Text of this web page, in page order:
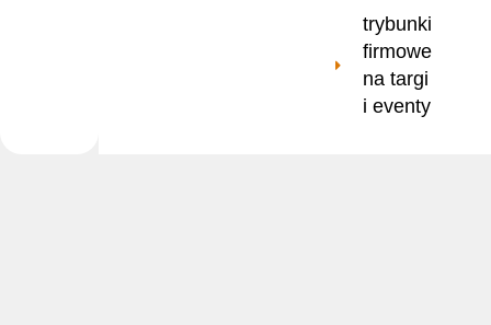
trybunki
firmowe
na targi
i eventy